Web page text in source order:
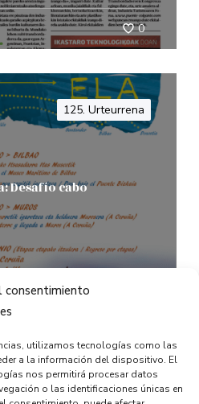
consentimiento
utilizamos tecnologías como las
a la información del dispositivo. El
nos permitirá procesar datos
o las identificaciones únicas en
0
125. Urteurrena
Desafío cabo
125. Urteurrena